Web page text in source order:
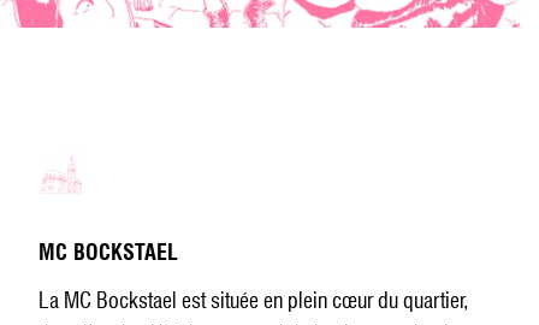
MC BOCKSTAEL
La MC Bockstael est située en plein cœur du quartier,